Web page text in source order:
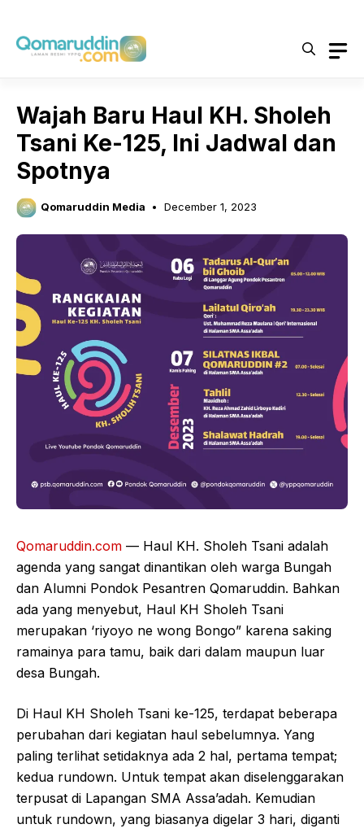
content
Wajah Baru Haul KH. Sholeh
Tsani Ke-125, Ini Jadwal dan
Spotnya
Qomaruddin Media December 1, 2023
Qomaruddin.com — Haul KH. Sholeh Tsani adalah
agenda yang sangat dinantikan oleh warga Bungah
dan Alumni Pondok Pesantren Qomaruddin. Bahkan
ada yang menyebut, Haul KH Sholeh Tsani
merupakan ‘riyoyo ne wong Bongo” karena saking
ramainya para tamu, baik dari dalam maupun luar
desa Bungah.
Di Haul KH Sholeh Tsani ke-125, terdapat beberapa
perubahan dari kegiatan haul sebelumnya. Yang
paling terlihat setidaknya ada 2 hal, pertama tempat;
kedua rundown. Untuk tempat akan diselenggarakan
terpusat di Lapangan SMA Assa’adah. Kemudian
untuk rundown, yang biasanya digelar 3 hari, diganti